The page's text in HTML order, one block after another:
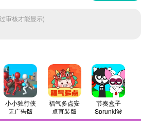
审核才能显示)
小小独行侠
无广告版
福气多点安
卓直装版
节奏盒子
Sprunki波
比的时光游